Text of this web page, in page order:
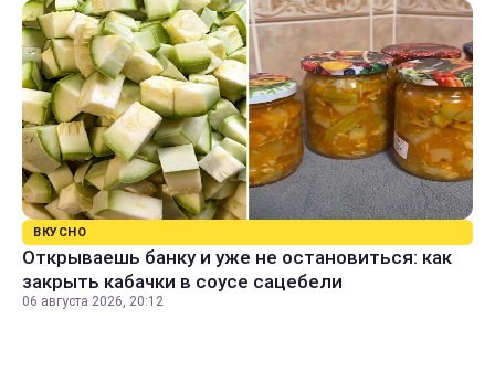
ВКУСНО
Открываешь банку и уже не остановиться: как
закрыть кабачки в соусе сацебели
06 августа 2026, 20:12